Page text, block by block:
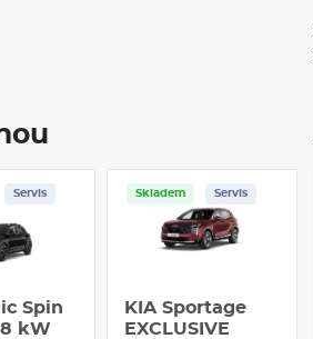
Servis
Spin
kW
Skladem Servis
KIA Sportage
EXCLUSIVE